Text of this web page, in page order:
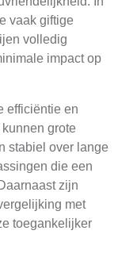
vaak giftige
volledig
impact op
efficiëntie en
grote
stabiel over lange
die een
zijn
met
toegankelijker